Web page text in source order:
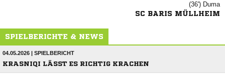
(36') 
SC BARIS MÜLLHEIM
SPIELBERICHTE & NEWS
04.05.2026 | SPIELBERICHT
KRASNIQI LÄSST ES RICHTIG KRACHEN